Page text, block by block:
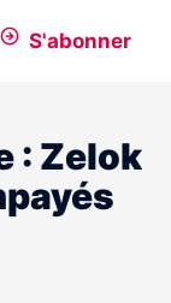
S'abonner
: Zelok